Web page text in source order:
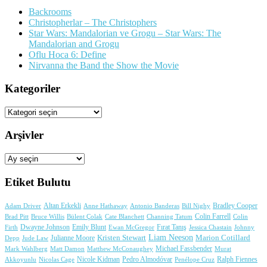
Backrooms
Christopherlar – The Christophers
Star Wars: Mandalorian ve Grogu – Star Wars: The
Mandalorian and Grogu
Oflu Hoca 6: Define
Nirvanna the Band the Show the Movie
Kategoriler
Kategoriler
Arşivler
Arşivler
Etiket Bulutu
Adam Driver Altan Erkekli Anne Hathaway Antonio Banderas Bill Nighy Bradley Cooper
Brad Pitt Bruce Willis Bülent Çolak Cate Blanchett Channing Tatum Colin Farrell Colin
Firth Dwayne Johnson Emily Blunt Ewan McGregor Fırat Tanış Jessica Chastain Johnny
Depp Jude Law Julianne Moore Kristen Stewart Liam Neeson Marion Cotillard
Mark Wahlberg Matt Damon Matthew McConaughey Michael Fassbender Murat
Akkoyunlu Nicolas Cage Nicole Kidman Pedro Almodóvar Penélope Cruz Ralph Fiennes